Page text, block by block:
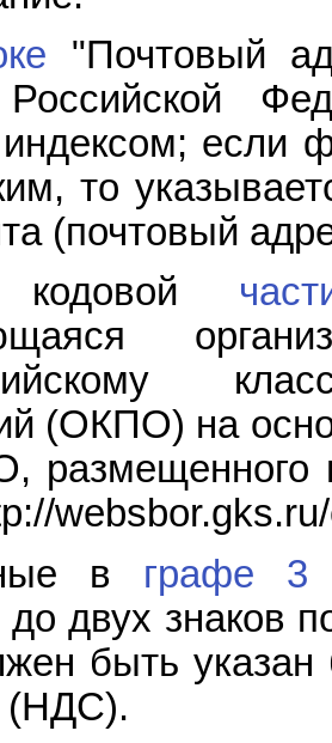
"Почтовый
Российской
если
то
(почтовый
(ОКПО) на
размещенного
в графе 3
до двух знаков
быть
(НДС).